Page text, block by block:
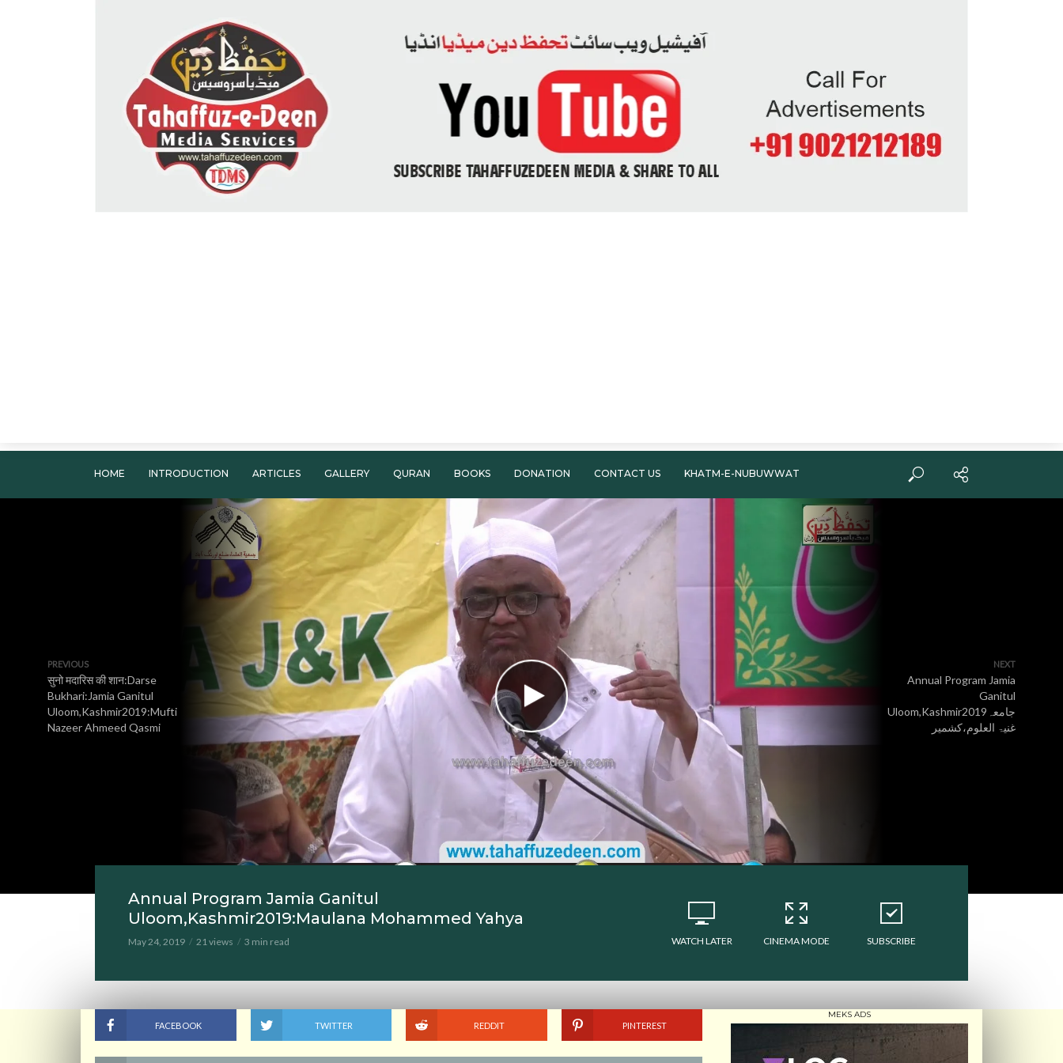
HOME INTRODUCTION ARTICLES GALLERY QURAN BOOKS DONATION CONTACT US KHATM-E-NUBUWWAT
PREVIOUS
सुनो मदारिस की शान:Darse
Bukhari:Jamia Ganitul
Uloom,Kashmir2019:Mufti
Nazeer Ahmeed Qasmi
NEXT
Annual Program Jamia
Ganitul
Uloom,Kashmir2019جامعہ
غنیۃ العلوم،کشمیر
Annual Program Jamia Ganitul
Uloom,Kashmir2019:Maulana Mohammed Yahya
May 24, 2019 21 views 3 min read WATCH LATER CINEMA MODE SUBSCRIBE
FACEBOOK TWITTER REDDIT PINTEREST
MEKS ADS